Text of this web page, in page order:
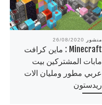
منشور 26/08/2020
Minecraft : ماين كرافت
مابات المشتركين بيت
عربي مطور ومليان الات
ريدستون